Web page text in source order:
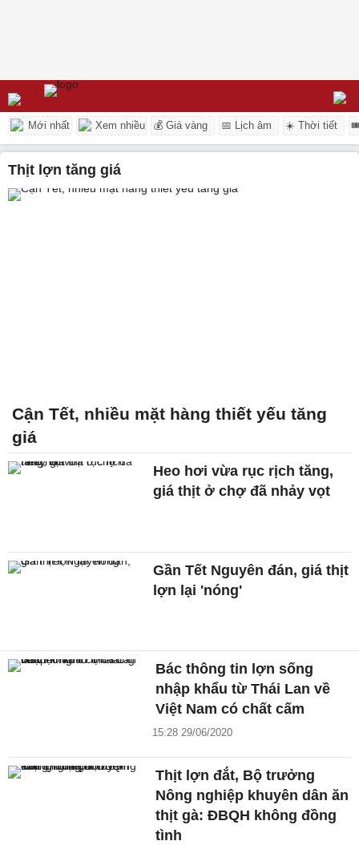
Mới nhất Xem nhiều 💰 Giá vàng 📅 Lịch âm ☀️ Thời tiết
thịt lợn tăng giá
Cận Tết, nhiều mặt hàng thiết yếu tăng
giá
Heo hơi vừa rục rịch tăng,
giá thịt ở chợ đã nhảy vọt
Gần Tết Nguyên đán, giá thịt
lợn lại 'nóng'
Bác thông tin lợn sống
nhập khẩu từ Thái Lan về
Việt Nam có chất cấm
15:28 29/06/2020
Thịt lợn đắt, Bộ trưởng
Nông nghiệp khuyên dân ăn
thịt gà: ĐBQH không đồng
tình